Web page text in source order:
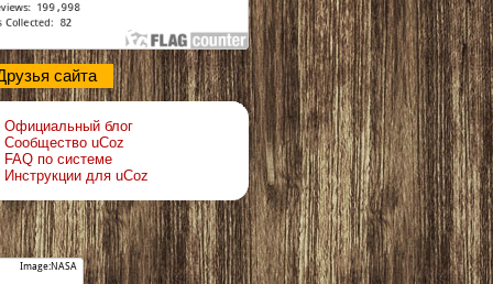
сайта
Официальный блог
Сообщество uCoz
FAQ по системе
Инструкции для uCoz